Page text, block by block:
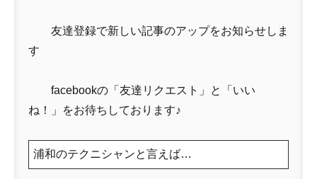
友達登録で新しい記事のアップをお知らせしま
す
facebookの「友達リクエスト」と「いい
ね！」をお待ちしております♪
浦和のテクニシャンと言えば…